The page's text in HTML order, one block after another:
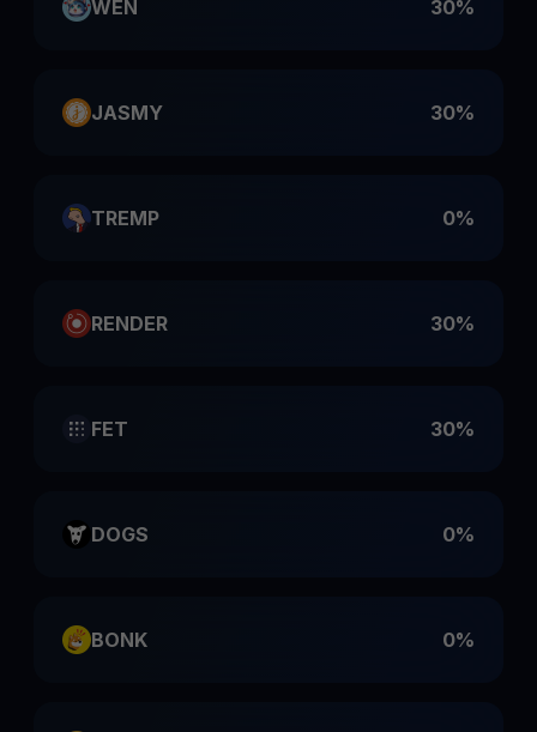
WEN 30%
JASMY 30%
TREMP 0%
RENDER 30%
FET 30%
DOGS 0%
BONK 0%